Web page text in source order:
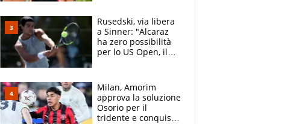
Rusedski, via libera
a Sinner: "Alcaraz
ha zero possibilità
per lo US Open, il
Milan, Amorim
approva la soluzione
Osorio per il
tridente e conquista